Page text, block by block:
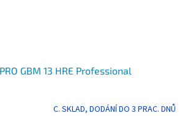
GBM 13 HRE Professional
C. SKLAD, DODÁNÍ DO 3 PRAC. DNŮ